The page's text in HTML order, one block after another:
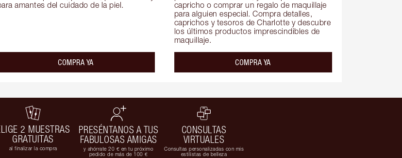
amantes del cuidado de la piel.
COMPRA YA
capricho o comprar un regalo de maquillaje
para alguien especial. Compra detalles,
caprichos y tesoros de Charlotte y descubre
los últimos productos imprescindibles de
maquillaje.
COMPRA YA
2 MUESTRAS
GRATUITAS
al finalizar la compra
PRESÉNTANOS A TUS
FABULOSAS AMIGAS
y ahórrate 20 € en tu próximo
pedido de más de 100 €
CONSULTAS
VIRTUALES
Consultas personalizadas con mis
estilistas de belleza